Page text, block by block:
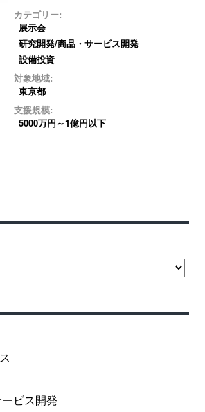
カテゴリー:
展示会
研究開発/商品・サービス開発
設備投資
対象地域:
東京都
支援規模:
5000万円～1億円以下
ビス開発